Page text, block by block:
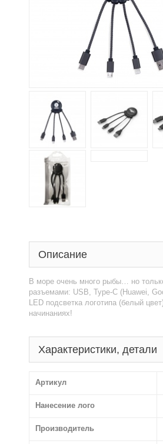
Описание
В море очень много рыбы… но
разъемами: USB, Type-C (Huawei,
LED подсветка логотипа (белый
начинаниях!
Характеристики, детали
Артикул
Нанесение лого
Производитель